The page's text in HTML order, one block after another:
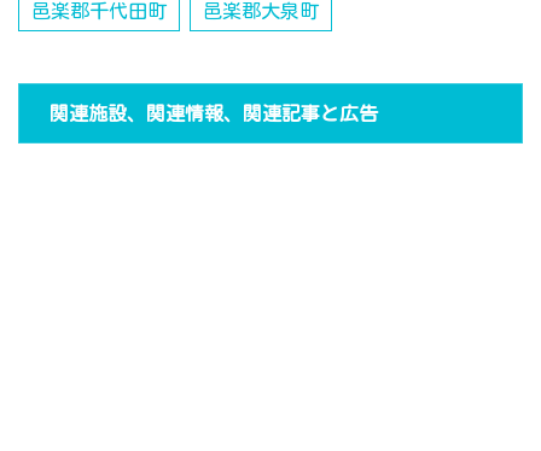
邑楽郡千代田町 邑楽郡大泉町
関連施設、関連情報、関連記事と広告